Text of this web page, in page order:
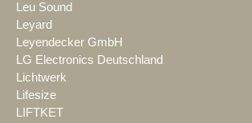
Leu Sound
Leyard
Leyendecker GmbH
LG Electronics Deutschland
Lichtwerk
Lifesize
LIFTKET